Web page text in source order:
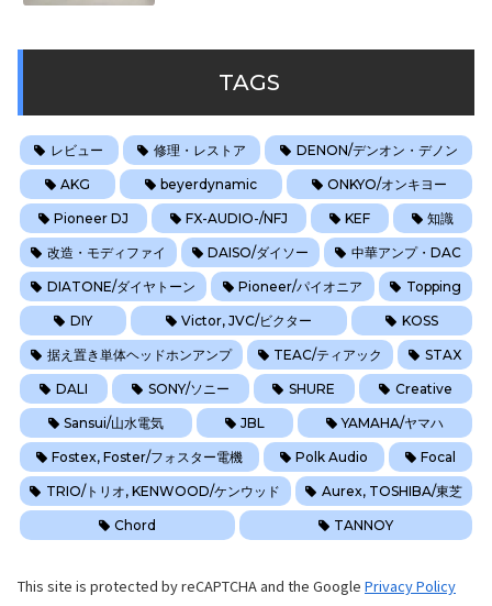
TAGS
レビュー 修理・レストア DENON/デンオン・デノン
AKG beyerdynamic ONKYO/オンキヨー
Pioneer DJ FX-AUDIO-/NFJ KEF 知識
改造・モディファイ DAISO/ダイソー 中華アンプ・DAC
DIATONE/ダイヤトーン Pioneer/パイオニア Topping
DIY Victor, JVC/ビクター KOSS
据え置き単体ヘッドホンアンプ TEAC/ティアック STAX
DALI SONY/ソニー SHURE Creative
Sansui/山水電気 JBL YAMAHA/ヤマハ
Fostex, Foster/フォスター電機 Polk Audio Focal
TRIO/トリオ, KENWOOD/ケンウッド Aurex, TOSHIBA/東芝
Chord TANNOY
This site is protected byreCAPTCHA and the Google PrivacyPolicy